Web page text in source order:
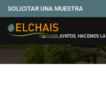
SOLICITAR UNA MUESTRA
JUNTOS, HACEMOS